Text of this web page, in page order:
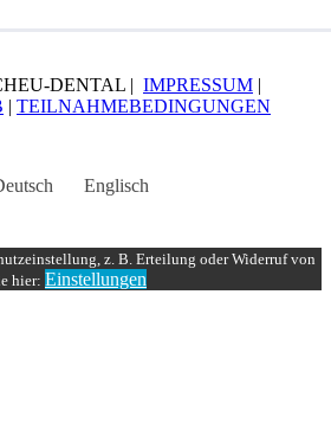
DENTAL | IMPRESSUM |
| TEILNAHMEBEDINGUNGEN
Englisch
z. B. Erteilung oder Widerruf von
hier: Einstellungen